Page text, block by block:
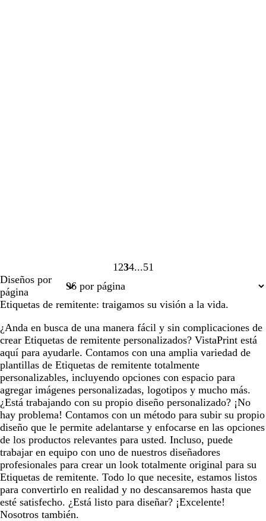
Página
1
1 Página
2
2Página
3Página
4
Página
51
Diseños por
página
Etiquetas de remitente: traigamos su visión a la vida.
¿Anda en busca de una manera fácil y sin complicaciones de
crear Etiquetas de remitente personalizados? VistaPrint está
aquí para ayudarle. Contamos con una amplia variedad de
plantillas de Etiquetas de remitente totalmente
personalizables, incluyendo opciones con espacio para
agregar imágenes personalizadas, logotipos y mucho más.
¿Está trabajando con su propio diseño personalizado? ¡No
hay problema! Contamos con un método para subir su propio
diseño que le permite adelantarse y enfocarse en las opciones
de los productos relevantes para usted. Incluso, puede
trabajar en equipo con uno de nuestros diseñadores
profesionales para crear un look totalmente original para su
Etiquetas de remitente. Todo lo que necesite, estamos listos
para convertirlo en realidad y no descansaremos hasta que
esté satisfecho. ¿Está listo para diseñar? ¡Excelente!
Nosotros también.